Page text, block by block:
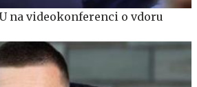
na videokonferenci o vdoru